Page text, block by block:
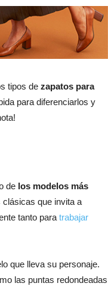
tipos de zapatos para
para diferenciarlos y
de los modelos más
que invita a
tanto para trabajar
que lleva su personaje.
las puntas redondeadas